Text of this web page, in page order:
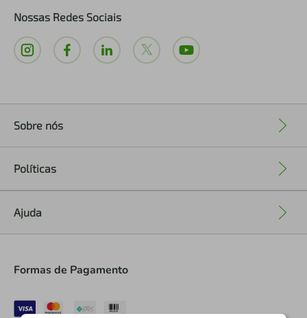
Nossas Redes Sociais
Sobre nós
Políticas
Ajuda
Formas de Pagamento